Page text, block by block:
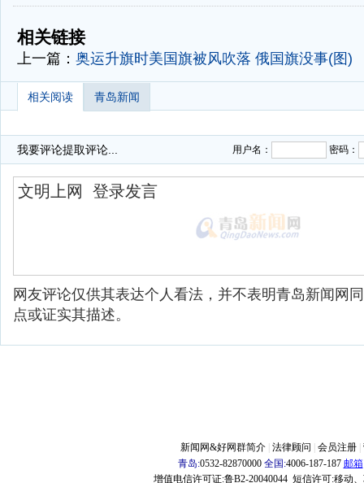
-
相关链接
上一篇： 奥运升旗时美国旗被风吹落 俄国旗没事(图)
相关阅读 青岛新闻
我要评论提取评论... 用户名： 密码：
网友评论仅供其表达个人看法，并不表明青岛新闻网
点或证实其描述。